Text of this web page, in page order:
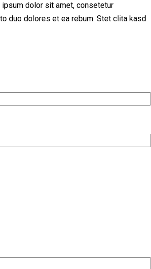
dolor sit amet, consetetur
duo dolores et ea rebum. Stet clita kasd